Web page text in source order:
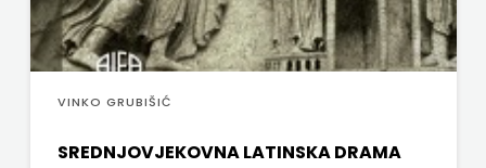
VINKO GRUBIŠIĆ
SREDNJOVJEKOVNA LATINSKA DRAMA